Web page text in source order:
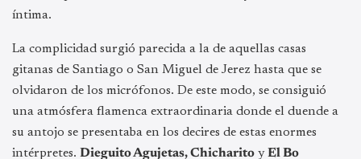
íntima.
La complicidad surgió parecida a la de aquellas casas
gitanas de Santiago o San Miguel de Jerez hasta que se
olvidaron de los micrófonos. De este modo, se consiguió
una atmósfera flamenca extraordinaria donde el duende a
su antojo se presentaba en los decires de estas enormes
intérpretes. Dieguito Agujetas, Chicharito yEl Bo